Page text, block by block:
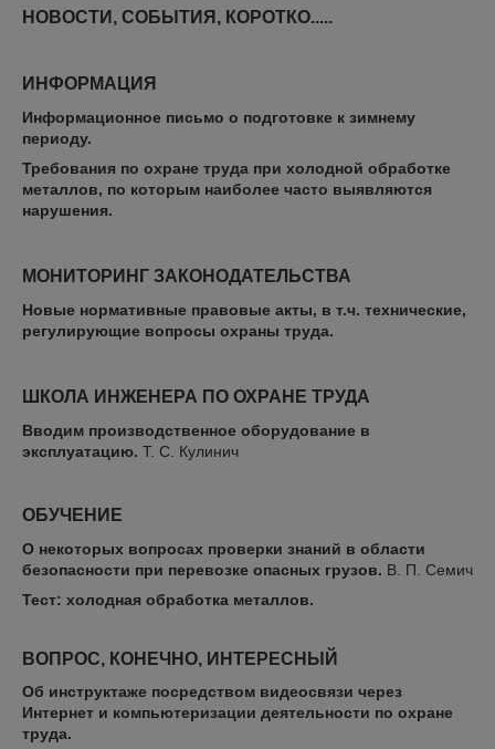
НОВОСТИ, СОБЫТИЯ, КОРОТКО.....
ИНФОРМАЦИЯ
Информационное письмо о подготовке к зимнему
периоду.
Требования по охране труда при холодной обработке
металлов, по которым наиболее часто выявляются
нарушения.
МОНИТОРИНГ ЗАКОНОДАТЕЛЬСТВА
Новые нормативные правовые акты, в т.ч. технические,
регулирующие вопросы охраны труда​.
ШКОЛА ИНЖЕНЕРА ПО ОХРАНЕ ТРУДА
Вводим производственное оборудование в
эксплуатацию. Т. С. Кулинич
ОБУЧЕНИЕ
О некоторых вопросах проверки знаний в области
безопасности при перевозке опасных грузов. В. П. Семич
Тест: холодная обработка металлов.
ВОПРОС, КОНЕЧНО, ИНТЕРЕСНЫЙ
Об инструктаже посредством видеосвязи через
Интернет и компьютеризации деятельности по охране
труда.